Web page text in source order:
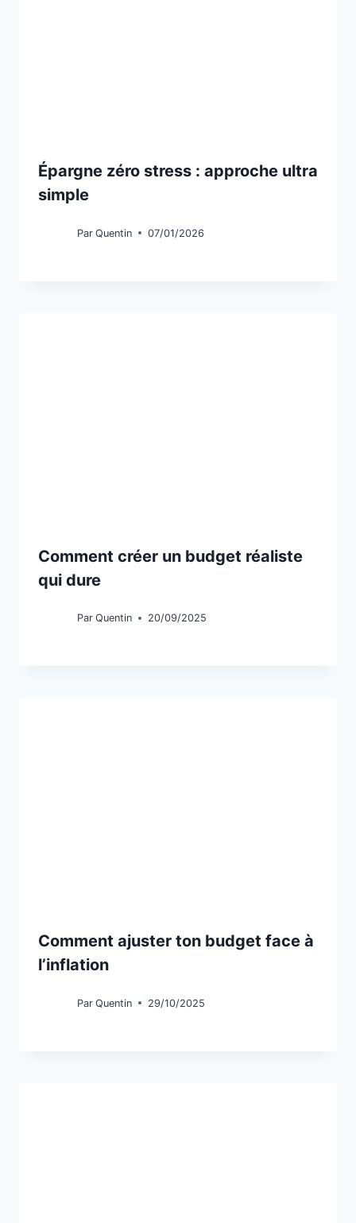
Épargne zéro stress : approche ultra
simple
Par Quentin 07/01/2026
Comment créer un budget réaliste
qui dure
Par Quentin 20/09/2025
Comment ajuster ton budget face à
l’inflation
Par Quentin 29/10/2025